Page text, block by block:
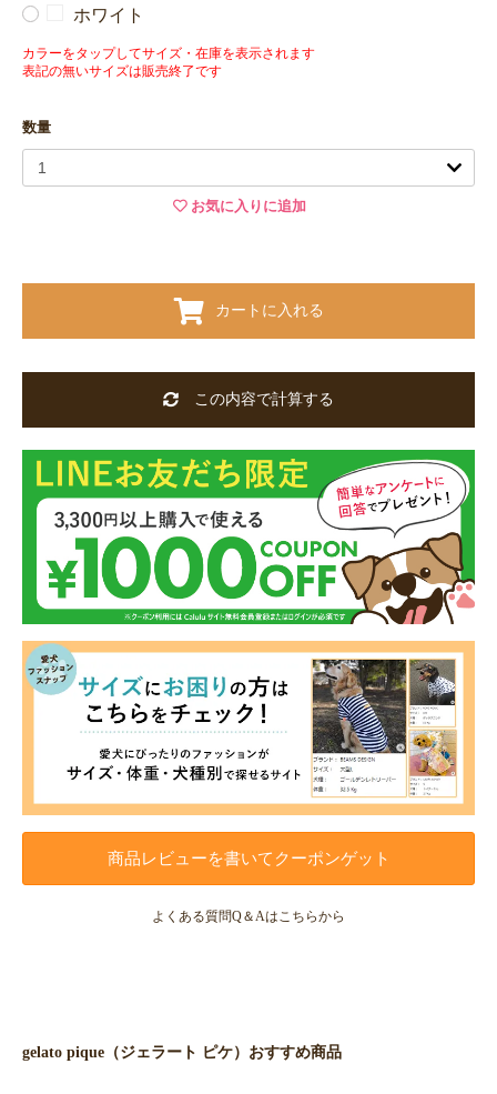
ホワイト
カラーをタップしてサイズ・在庫を表示されます
表記の無いサイズは販売終了です
数量
お気に入りに追加
カートに入れる
この内容で計算する
商品レビューを書いてクーポンゲット
よくある質問Q＆Aはこちらから
gelato pique（ジェラート ピケ）おすすめ商品